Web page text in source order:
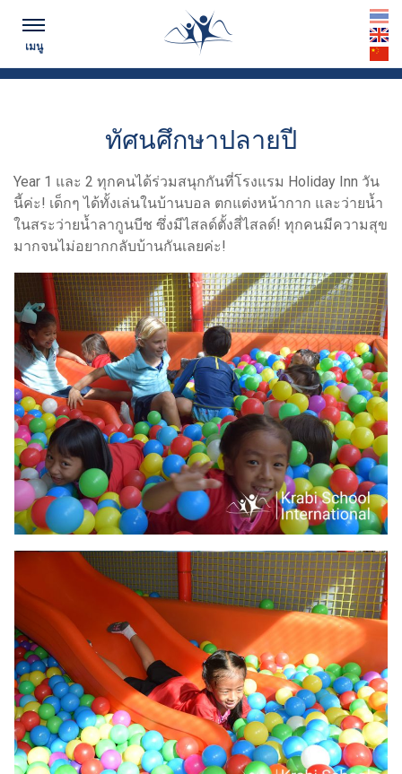
เมนู
th
en
cn
ตามทันข่าวสาร...
ทัศนศึกษาปลายปี
Year 1 และ 2 ทุกคนได้ร่วมสนุกกันที่โรงแรม Holiday Inn วัน
นี้ค่ะ! เด็กๆ ได้ทั้งเล่นในบ้านบอล ตกแต่งหน้ากาก และว่ายน้ำ
ในสระว่ายน้ำลากูนบีช ซึ่งมีไสลด์ตั้งสี่ไสลด์! ทุกคนมีความสุข
มากจนไม่อยากกลับบ้านกันเลยค่ะ!